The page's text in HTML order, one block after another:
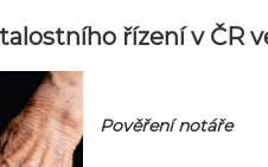
řízení v ČR
Pověření notáře